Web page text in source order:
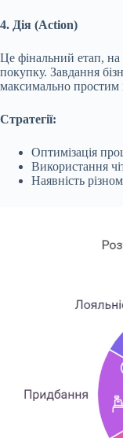
4. Дія (Action)
Це фінальний етап,
покупку. Завдання
максимально простим
Стратегії:
Оптимізація
Використання
Наявність